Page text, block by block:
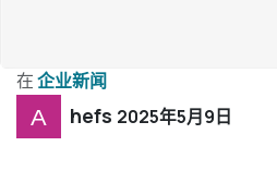
在 企业新闻
hefs 2025年5月9日